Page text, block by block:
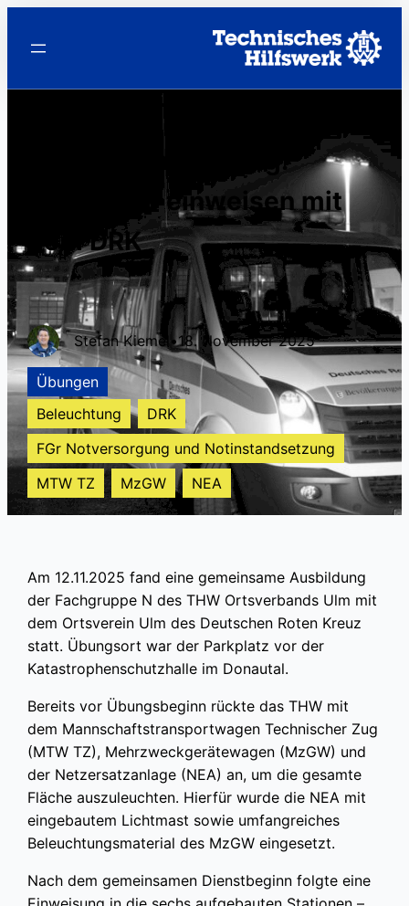
Fahrzeuge einweisen mit
dem DRK
Stefan Kiemel •18. November 2025
Übungen
Beleuchtung
DRK
FGr Notversorgung und Notinstandsetzung
MTW TZ
MzGW NEA
Am 12.11.2025 fand eine gemeinsame Ausbildung
der Fachgruppe N des THW Ortsverbands Ulm mit
dem Ortsverein Ulm des Deutschen Roten Kreuz
statt. Übungsort war der Parkplatz vor der
Katastrophenschutzhalle im Donautal.
Bereits vor Übungsbeginn rückte das THW mit
dem Mannschaftstransportwagen Technischer Zug
(MTW TZ), Mehrzweckgerätewagen (MzGW) und
der Netzersatzanlage (NEA) an, um die gesamte
Fläche auszuleuchten. Hierfür wurde die NEA mit
eingebautem Lichtmast sowie umfangreiches
Beleuchtungsmaterial des MzGW eingesetzt.
Nach dem gemeinsamen Dienstbeginn folgte eine